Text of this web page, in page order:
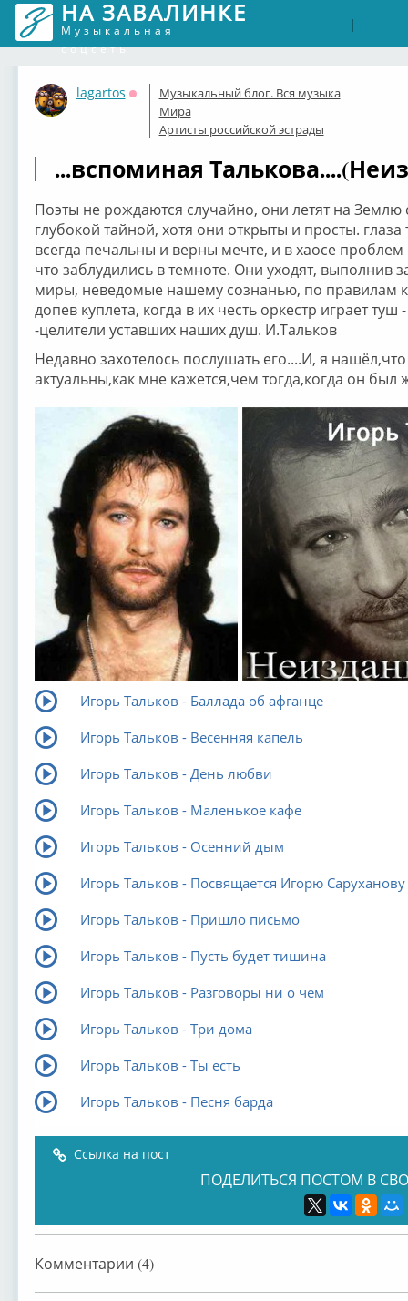
НА ЗАВАЛИНКЕ
Музыкальная
соцсеть
|
lagartos
Оффлайн
Музыкальный блог. Вся музыка
Мира
Артисты российской эстрады
...вспоминая
Поэты не рождаются случайно, они летят на
глубокой тайной, хотя они открыты и просты.
всегда печальны и верны мечте, и в хаосе
что заблудились в темноте. Они уходят, выполнив
миры, неведомые нашему сознанью, по правилам
допев куплета, когда в их честь оркестр играет
-целители уставших наших душ. И.Тальков
Недавно захотелось послушать его....И, я
актуальны,как мне кажется,чем тогда,когда он был
Игорь Тальков - Баллада об афганце
Игорь Тальков - Весенняя капель
Игорь Тальков - День любви
Игорь Тальков - Маленькое кафе
Игорь Тальков - Осенний дым
Игорь Тальков - Посвящается Игорю Саруханову
Игорь Тальков - Пришло письмо
Игорь Тальков - Пусть будет тишина
Игорь Тальков - Разговоры ни о чём
Игорь Тальков - Три дома
Игорь Тальков - Ты есть
Игорь Тальков - Песня барда
Ссылка на пост
ПОДЕЛИТЬСЯ ПОСТОМ В
Комментарии (4)